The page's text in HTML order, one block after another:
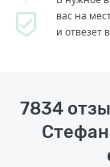
вас на
и отвезет
7834